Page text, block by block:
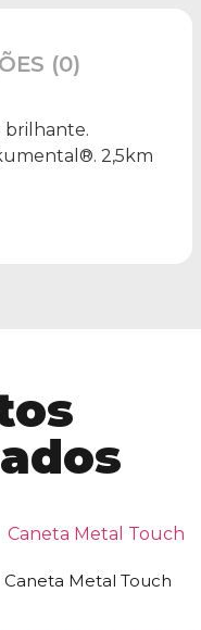
(0)
brilhante.
2,5km
Caneta Metal Touch